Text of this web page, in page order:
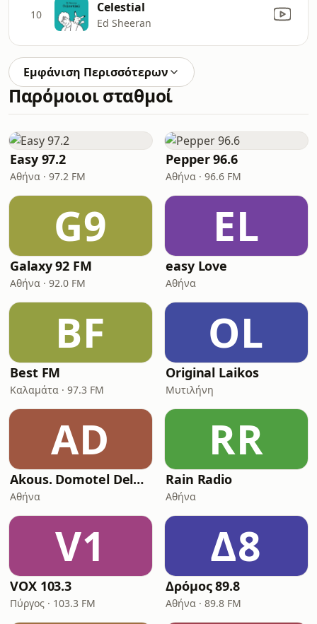
10 Celestial
Ed Sheeran
Εμφάνιση Περισσότερων
Παρόμοιοι σταθμοί
Easy 97.2
Αθήνα · 97.2 FM
Pepper 96.6
Αθήνα · 96.6 FM
G9
Galaxy 92 FM
Αθήνα · 92.0 FM
EL
easy Love
Αθήνα
BF
Best FM
Καλαμάτα · 97.3 FM
OL
Original Laikos
Μυτιλήνη
AD
Akous. Domotel Deluxe
Αθήνα
RR
Rain Radio
Αθήνα
V1
VOX 103.3
Πύργος · 103.3 FM
Δ8
Δρόμος 89.8
Αθήνα · 89.8 FM